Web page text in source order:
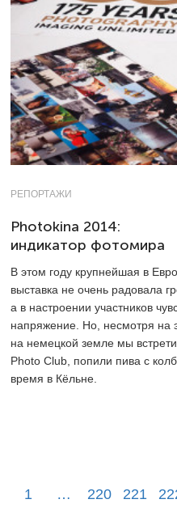
РЕПОРТАЖИ
Photokina 2014:
индикатор фотомира
В этом году крупнейшая в
выставка не очень радовала
а в настроении участников
напряжение. Но, несмотря на
на немецкой земле мы
Photo Club, попили пива с
время в Кёльне.
1 … 220 221